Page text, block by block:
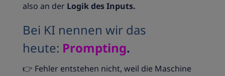
also an der Logik des Inputs.
Bei KI nennen wir das
heute: Prompting.
👉 Fehler entstehen nicht, weil die Maschine